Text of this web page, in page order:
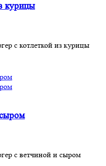
курицы
с котлеткой из курицы
с ветчиной и сыром